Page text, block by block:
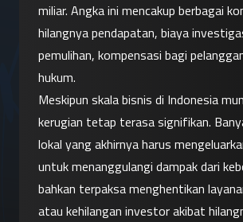
miliar. Angka ini mencakup berbagai
hilangnya pendapatan, biaya
pemulihan, kompensasi bagi
hukum.
Meskipun skala bisnis di Indonesia
kerugian tetap terasa signifikan.
lokal yang akhirnya harus
untuk menanggulangi dampak dari
bahkan terpaksa menghentikan
atau kehilangan investor akibat